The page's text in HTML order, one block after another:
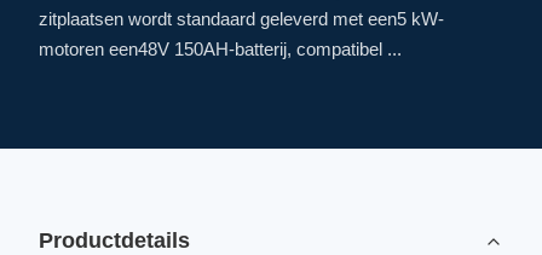
zitplaatsen wordt standaard geleverd met een5 kW-
motoren een48V 150AH-batterij, compatibel ...
Productdetails